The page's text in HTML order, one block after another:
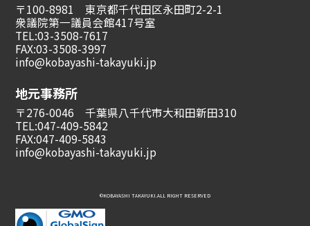
〒100-8981 東京都千代田区永田町2-2-1
衆議院第一議員会館417号室
TEL:03-3508-7617
FAX:03-3508-3997
info@kobayashi-takayuki.jp
地元事務所
〒276-0046 千葉県八千代市大和田新田310
TEL:047-409-5842
FAX:047-409-5843
info@kobayashi-takayuki.jp
©︎KOBAYASHI TAKAYUKI.ALL RIGHT RESERVED